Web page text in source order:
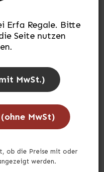
Erfa Regale. Bitte
Seite nutzen
MwSt.)
MwSt)
ob die Preise mit oder
werden.
und 4